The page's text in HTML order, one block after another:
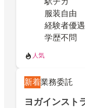
服装自由
経験者優遇
学歴不問
人気
新着業務委託
ヨガインスト